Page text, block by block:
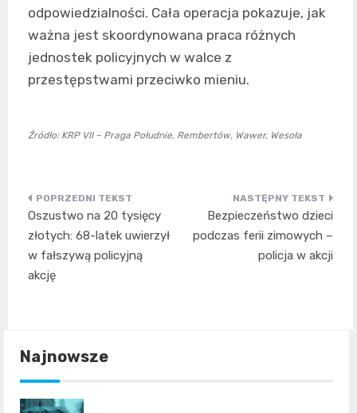
odpowiedzialności. Cała operacja pokazuje, jak
ważna jest skoordynowana praca różnych
jednostek policyjnych w walce z
przestępstwami przeciwko mieniu.
Źródło: KRP VII – Praga Południe, Rembertów, Wawer, Wesoła
Nawigacja
wpisu
Oszustwo na 20 tysięcy
złotych: 68-latek uwierzył
w fałszywą policyjną
akcję
Bezpieczeństwo dzieci
podczas ferii zimowych –
policja w akcji
Najnowsze